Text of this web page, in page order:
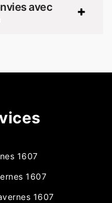
avec
1607
1607
1607